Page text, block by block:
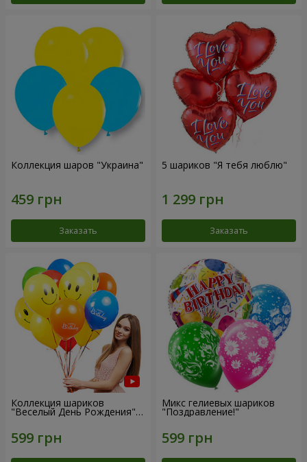
Коллекция шаров "Украина"
Заказать
5 шариков "Я тебя люблю"
Заказать
Коллекция шариков
"Веселый День Рождения" -
7 шариков
Микс гелиевых шариков
"Поздравление!"